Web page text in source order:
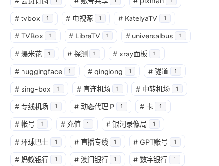
# tvbox 1 # 电视源 1 # KatelyaTV 1
# TVBox 1 # LibreTV 1 # universalbus 1
# 爆米花 1 # 探测 1 # xray面板 1
# huggingface 1 # qinglong 1 # 隧道 1
# sing-box 1 # 直连机场 1 # 中转机场 1
# 专线机场 1 # 动态代理IP 1 # 卡 1
# 帐号 1 # 充值 1 # 银河录像局 1
# 环球巴士 1 # 直播专线 1 # GPT账号 1
# 蚂蚁银行 1 # 澳门银行 1 # 数字银行 1